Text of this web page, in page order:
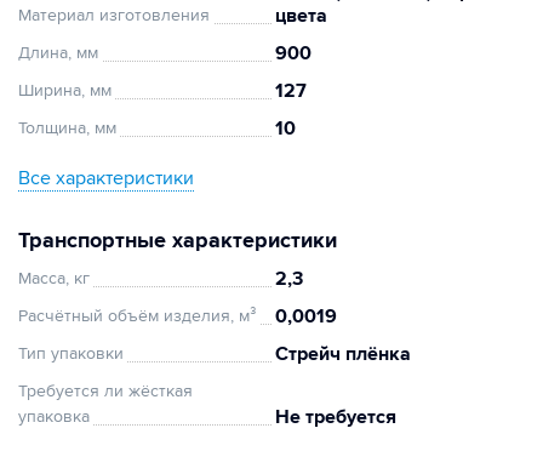
Материал изготовления
цвета
Длина, мм 900
Ширина, мм 127
Толщина, мм 10
Все характеристики
Транспортные характеристики
Масса, кг 2,3
Расчётный объём изделия, м³ 0,0019
Тип упаковки Стрейч плёнка
Требуется ли жёсткая
упаковка
Не требуется